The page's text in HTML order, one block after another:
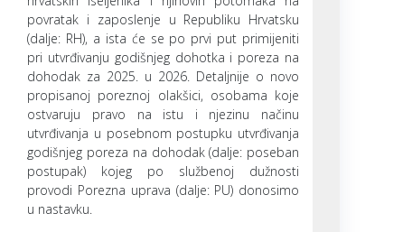
povratak i zaposlenje u Republiku Hrvatsku
(dalje: RH), a ista će se po prvi put primijeniti
pri utvrđivanju godišnjeg dohotka i poreza na
dohodak za 2025. u 2026. Detaljnije o novo
propisanoj poreznoj olakšici, osobama koje
ostvaruju pravo na istu i njezinu načinu
utvrđivanja u posebnom postupku utvrđivanja
godišnjeg poreza na dohodak (dalje: poseban
postupak) kojeg po službenoj dužnosti
provodi Porezna uprava (dalje: PU) donosimo
u nastavku.